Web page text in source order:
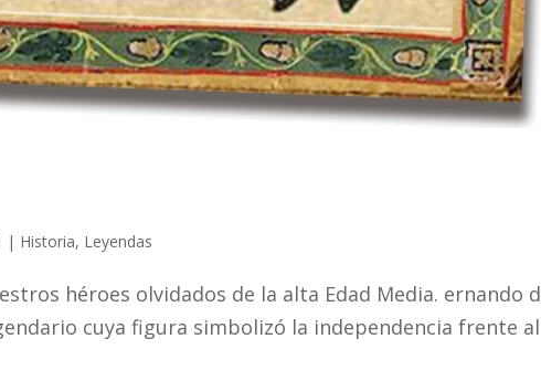
| Historia, Leyendas
héroes olvidados de la alta Edad Media. ernando
cuya figura simbolizó la independencia frente al